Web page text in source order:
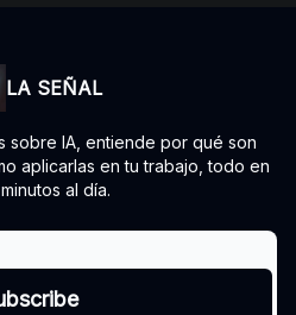
LA SEÑAL
sobre IA, entiende por qué son
aplicarlas en tu trabajo, todo en
al día.